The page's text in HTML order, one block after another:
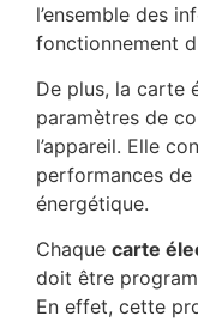
l’ensemble des
fonctionnement
De plus, la carte
paramètres de
l’appareil. Elle
performances
énergétique.
Chaque carte
doit être
En effet, cette